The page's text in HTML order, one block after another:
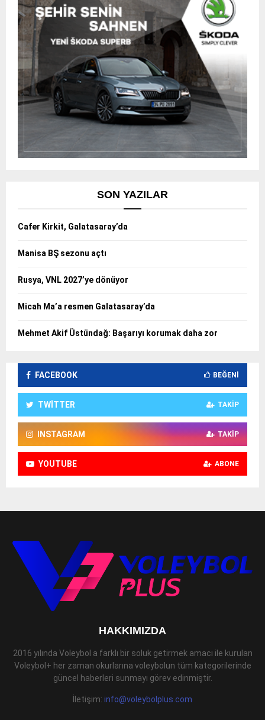
SON YAZILAR
Cafer Kirkit, Galatasaray’da
Manisa BŞ sezonu açtı
Rusya, VNL 2027’ye dönüyor
Micah Ma’a resmen Galatasaray’da
Mehmet Akif Üstündağ: Başarıyı korumak daha zor
FACEBOOK BEĞENI
TWITTER TAKIP
INSTAGRAM TAKIP
YOUTUBE ABONE
HAKKIMIZDA
2016 yılında Voleybol a farklı bir soluk getirmek amacı ile kurulan
Voleybol+ her zaman okurlarına voleybolun tüm kategorilerinde
güncel haberleri sunmayı görev edinmiştir.
İletişim: info@voleybolplus.com